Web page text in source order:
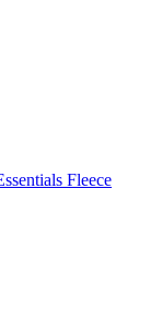
Fleece